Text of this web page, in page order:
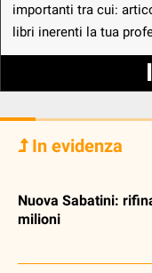
importanti tra cui:
libri inerenti la tua
In evidenza
Nuova Sabatini:
milioni